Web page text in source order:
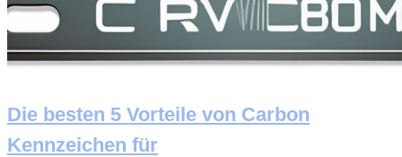
Die besten 5 Vorteile von Carbon
Kennzeichen für